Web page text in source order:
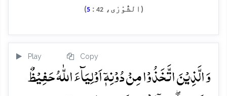
(الشُّوْرٰی،42
:
5
)
Play Copy
وَ الَّذِیۡنَ اتَّخَذُوۡا مِنۡ دُوۡنِہٖۤ اَوۡلِیَآءَ اللّٰہُ حَفِیۡظٌ